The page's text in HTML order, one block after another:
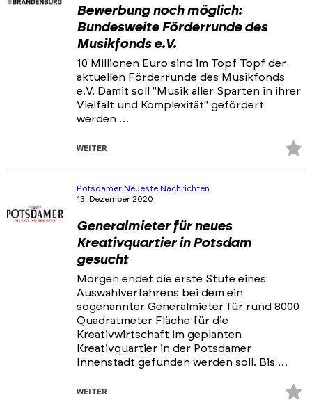
Bewerbung noch möglich:
Bundesweite Förderrunde des
Musikfonds e.V.
10 Millionen Euro sind im Topf Topf der
aktuellen Förderrunde des Musikfonds
e.V. Damit soll "Musik aller Sparten in ihrer
Vielfalt und Komplexität" gefördert
werden …
WEITER
Potsdamer Neueste Nachrichten
13. Dezember 2020
Generalmieter für neues
Kreativquartier in Potsdam
gesucht
Morgen endet die erste Stufe eines
Auswahlverfahrens bei dem ein
sogenannter Generalmieter für rund 8000
Quadratmeter Fläche für die
Kreativwirtschaft im geplanten
Kreativquartier in der Potsdamer
Innenstadt gefunden werden soll. Bis …
WEITER